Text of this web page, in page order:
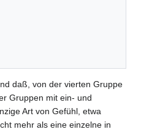
daß, von der vierten Gruppe
Gruppen mit ein- und
Art von Gefühl, etwa
mehr als eine einzelne in